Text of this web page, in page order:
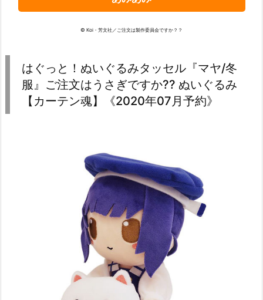
© Koi・芳文社／ご注文は製作委員会ですか？？
はぐっと！ぬいぐるみタッセル『マヤ/冬
服』ご注文はうさぎですか?? ぬいぐるみ
【カーテン魂】《2020年07月予約》